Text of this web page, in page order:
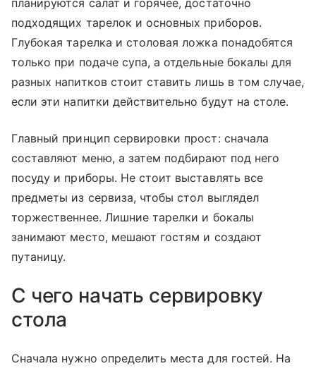
подходящих тарелок и основных приборов.
Глубокая тарелка и столовая ложка понадобятся
только при подаче супа, а отдельные бокалы для
разных напитков стоит ставить лишь в том случае,
если эти напитки действительно будут на столе.
Главный принцип сервировки прост: сначала
составляют меню, а затем подбирают под него
посуду и приборы. Не стоит выставлять все
предметы из сервиза, чтобы стол выглядел
торжественнее. Лишние тарелки и бокалы
занимают место, мешают гостям и создают
путаницу.
С чего начать сервировку
стола
Сначала нужно определить места для гостей. На